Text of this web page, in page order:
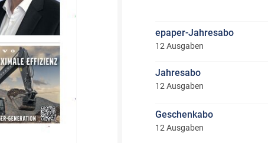
epaper-Jahresabo
12 Ausgaben
Jahresabo
12 Ausgaben
Geschenkabo
12 Ausgaben